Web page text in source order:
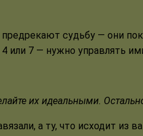
судьбу — они
или 7 — нужно управлять
их идеальными.
а ту, что исходит из